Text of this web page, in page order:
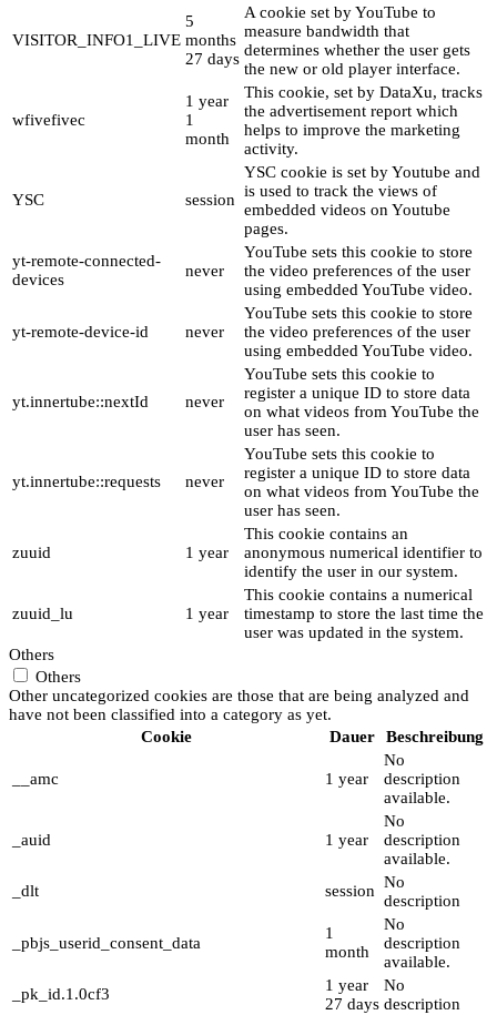
VISITOR_INFO1_LIVE
5
months
27 days
A cookie set by YouTube to
measure bandwidth that
determines whether the user gets
the new or old player interface.
wfivefivec
1 year
1
month
This cookie, set by DataXu, tracks
the advertisement report which
helps to improve the marketing
activity.
YSC session
YSC cookie is set by Youtube and
is used to track the views of
embedded videos on Youtube
pages.
yt-remote-connected-
devices
never
YouTube sets this cookie to store
the video preferences of the user
using embedded YouTube video.
yt-remote-device-id never
YouTube sets this cookie to store
the video preferences of the user
using embedded YouTube video.
yt.innertube::nextId never
YouTube sets this cookie to
register a unique ID to store data
on what videos from YouTube the
user has seen.
yt.innertube::requests never
YouTube sets this cookie to
register a unique ID to store data
on what videos from YouTube the
user has seen.
zuuid 1 year
This cookie contains an
anonymous numerical identifier to
identify the user in our system.
zuuid_lu 1 year
This cookie contains a numerical
timestamp to store the last time the
user was updated in the system.
Others
Others
Other uncategorized cookies are those that are being analyzed and
have not been classified into a category as yet.
Cookie
Dauer Beschreibung
__amc 1 year
No
description
available.
_auid 1 year
No
description
available.
_dlt
session No
description
_pbjs_userid_consent_data
1
month
No
description
available.
_pk_id.1.0cf3
1 year
27 days
No
description